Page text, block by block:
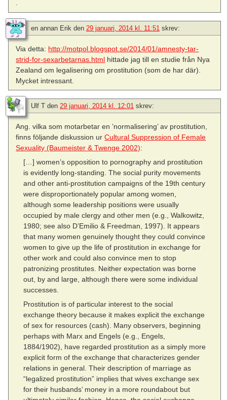
.
en annan Erik den 29 januari, 2014 kl. 11:51 skrev:
Via detta: http://motpol.blogspot.se/2014/01/amnesty-tar-
strid-for-sexarbetarnas.html hittade jag till en studie från Nya
Zealand om legalisering om prostitution (som de har där).
Mycket intressant.
Ulf T den 29 januari, 2014 kl. 12:01 skrev:
Ang. vilka som motarbetar en ’normalisering’ av prostitution,
finns följande diskussion urCultural Suppression of Female
Sexuality (Baumeister & Twenge 2002):
[…] women’s opposition to pornography and prostitution
is evidently long-standing. The social purity movements
and other anti-prostitution campaigns of the 19th century
were disproportionately popular among women,
although some leadership positions were usually
occupied by male clergy and other men (e.g., Walkowitz,
1980; see also D’Emilio & Freedman, 1997). It appears
that many women genuinely thought they could convince
women to give up the life of prostitution in exchange for
other work and could also convince men to stop
patronizing prostitutes. Neither expectation was borne
out, by and large, although there were some individual
successes.
Prostitution is of particular interest to the social
exchange theory because it makes explicit the exchange
of sex for resources (cash). Many observers, beginning
perhaps with Marx and Engels (e.g., Engels,
1884/1902), have regarded prostitution as a simply more
explicit form of the exchange that characterizes gender
relations in general. Their description of marriage as
“legalized prostitution” implies that wives exchange sex
for their husbands’ money in a more roundabout but